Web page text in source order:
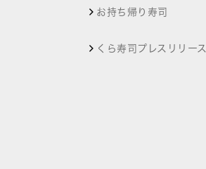
お持ち帰り寿司
くら寿司プレスリリース